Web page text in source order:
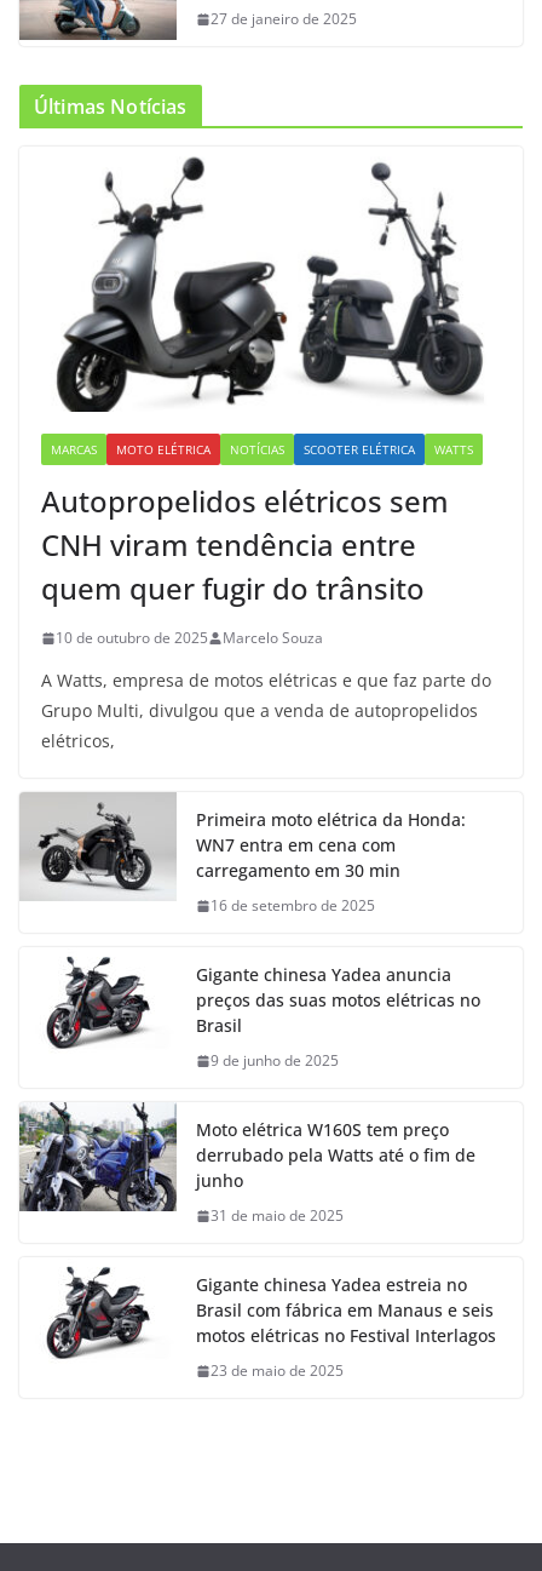
27 de janeiro de 2025
Últimas Notícias
MARCAS MOTO ELÉTRICA NOTÍCIAS SCOOTER ELÉTRICA WATTS
Autopropelidos elétricos sem
CNH viram tendência entre
quem quer fugir do trânsito
10 de outubro de 2025 Marcelo Souza
A Watts, empresa de motos elétricas e que faz parte do
Grupo Multi, divulgou que a venda de autopropelidos
elétricos,
Primeira moto elétrica da Honda:
WN7 entra em cena com
carregamento em 30 min
16 de setembro de 2025
Gigante chinesa Yadea anuncia
preços das suas motos elétricas no
Brasil
9 de junho de 2025
Moto elétrica W160S tem preço
derrubado pela Watts até o fim de
junho
31 de maio de 2025
Gigante chinesa Yadea estreia no
Brasil com fábrica em Manaus e seis
motos elétricas no Festival Interlagos
23 de maio de 2025